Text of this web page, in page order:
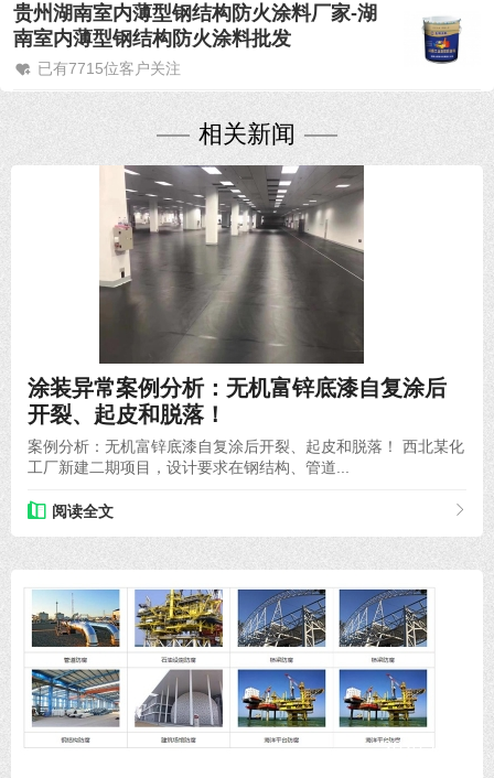
贵州湖南室内薄型钢结构防火涂料厂家-湖
南室内薄型钢结构防火涂料批发
已有7715位客户关注
相关新闻
涂装异常案例分析：无机富锌底漆自复涂后
开裂、起皮和脱落！
案例分析：无机富锌底漆自复涂后开裂、起皮和脱落！ 西北某化
工厂新建二期项目，设计要求在钢结构、管道...
阅读全文
2020-11-26